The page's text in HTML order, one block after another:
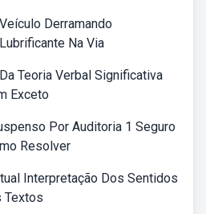
Derramando
Na Via
Teoria Verbal Significativa
Exceto
Por Auditoria 1 Seguro
Resolver
Interpretação Dos Sentidos
Textos